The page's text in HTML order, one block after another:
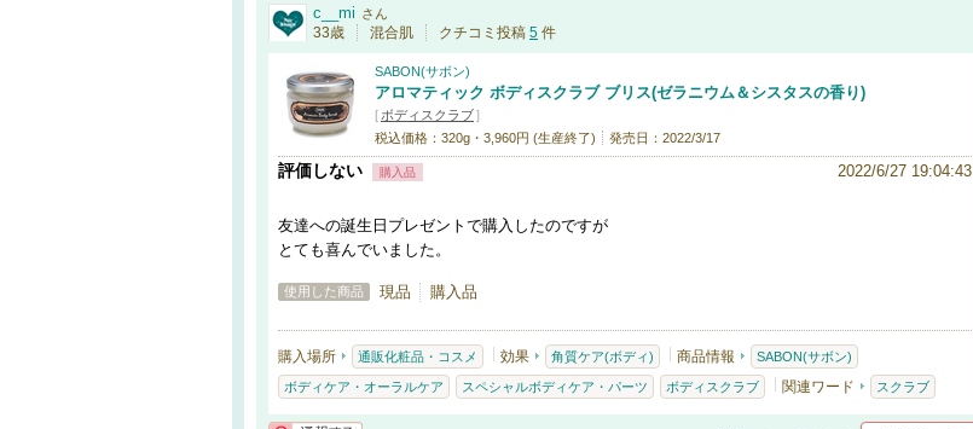
c__mi さん
33歳 混合肌 クチコミ投稿 5 件
SABON(サボン)
アロマティック ボディスクラブ ブリス(ゼラニウム＆シスタスの香り)
[ ボディスクラブ]
税込価格：320g・3,960円 (生産終了)
発売日：2022/3/17
評価しない 購入品 2022/6/27 19:04:43
友達への誕生日プレゼントで購入したのですが
とても喜んでいました。
使用した商品 現品 購入品
購入場所 通販化粧品・コスメ 効果 角質ケア(ボディ) 商品情報 SABON(サボン)
ボディケア・オーラルケア スペシャルボディケア・パーツ ボディスクラブ 関連ワード スクラブ